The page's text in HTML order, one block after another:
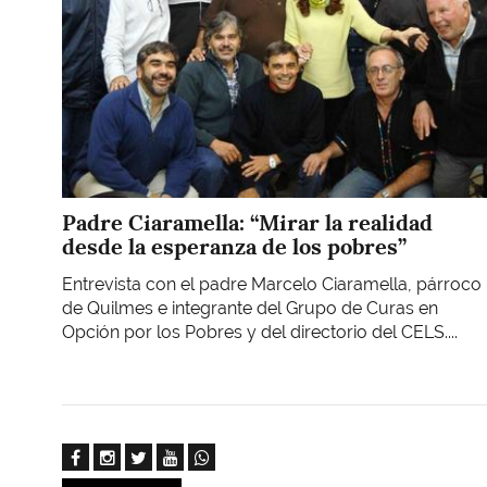
Padre Ciaramella: “Mirar la realidad
desde la esperanza de los pobres”
Entrevista con el padre Marcelo Ciaramella, párroco
de Quilmes e integrante del Grupo de Curas en
Opción por los Pobres y del directorio del CELS....